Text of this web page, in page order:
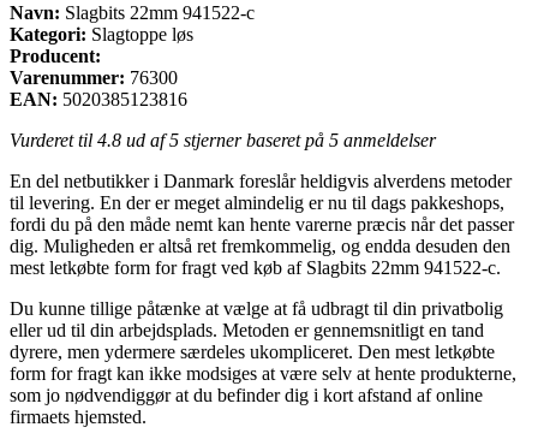
Navn: Slagbits 22mm 941522-c
Kategori: Slagtoppe løs
Producent:
Varenummer: 76300
EAN: 5020385123816
Vurderet til 4.8 ud af 5 stjerner baseret på 5 anmeldelser
En del netbutikker i Danmark foreslår heldigvis alverdens metoder
til levering. En der er meget almindelig er nu til dags pakkeshops,
fordi du på den måde nemt kan hente varerne præcis når det passer
dig. Muligheden er altså ret fremkommelig, og endda desuden den
mest letkøbte form for fragt ved køb af Slagbits 22mm 941522-c.
Du kunne tillige påtænke at vælge at få udbragt til din privatbolig
eller ud til din arbejdsplads. Metoden er gennemsnitligt en tand
dyrere, men ydermere særdeles ukompliceret. Den mest letkøbte
form for fragt kan ikke modsiges at være selv at hente produkterne,
som jo nødvendiggør at du befinder dig i kort afstand af online
firmaets hjemsted.